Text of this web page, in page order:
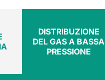
DISTRIBUZIONE
DEL GAS A BASSA
PRESSIONE